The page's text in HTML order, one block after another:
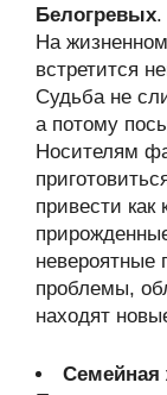
Белогревых.
На
встретится
Судьба не
а потому
Носителям
привести как
невероятные
проблемы,
находят
Семейная